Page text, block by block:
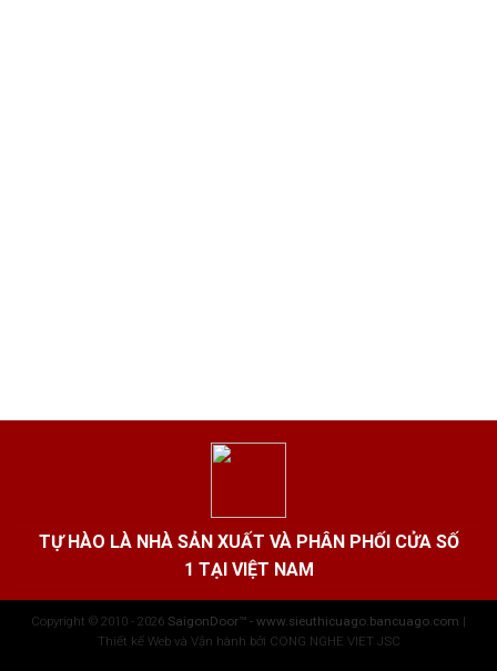
TỰ HÀO LÀ NHÀ SẢN XUẤT VÀ PHÂN PHỐI CỬA SỐ
1 TẠI VIỆT NAM
Copyright © 2010 - 2026 SaigonDoor™ - www.sieuthicuago.bancuago.com |
Thiết kế Web và Vận hành bởi CONG NGHE VIET JSC